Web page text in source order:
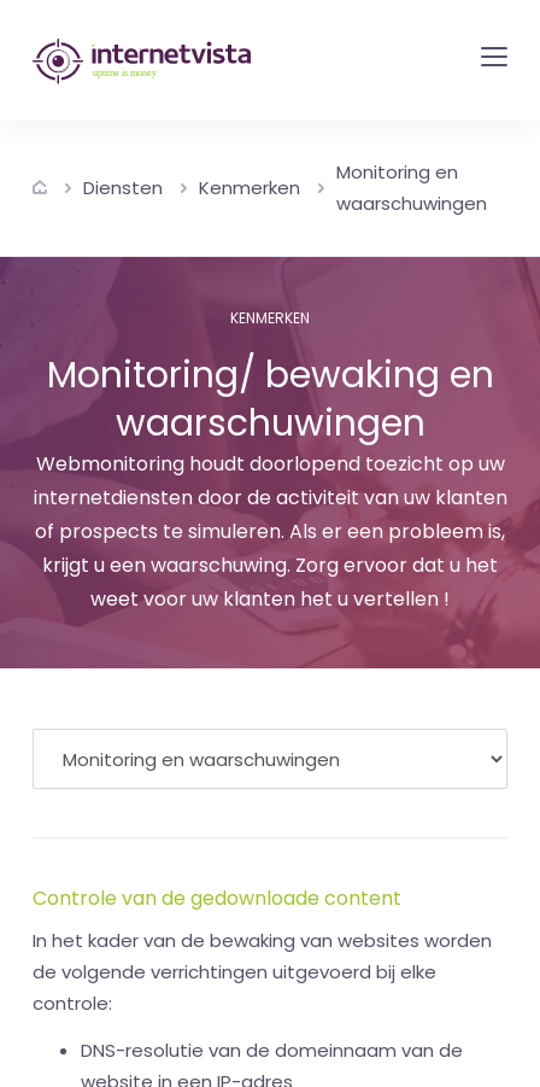
internetvista
monitoring
van
en
Uptime
money
Diensten Kenmerken
Monitoring en
waarschuwingen
KENMERKEN
Monitoring/ bewaking en
waarschuwingen
Webmonitoring houdt doorlopend toezicht op uw
internetdiensten door de activiteit van uw klanten
of prospects te simuleren. Als er een probleem is,
krijgt u een waarschuwing. Zorg ervoor dat u het
weet voor uw klanten het u vertellen !
Controle van de gedownloade content
In het kader van de bewaking van websites worden
de volgende verrichtingen uitgevoerd bij elke
controle:
DNS-resolutie van de domeinnaam van de
website in een IP-adres